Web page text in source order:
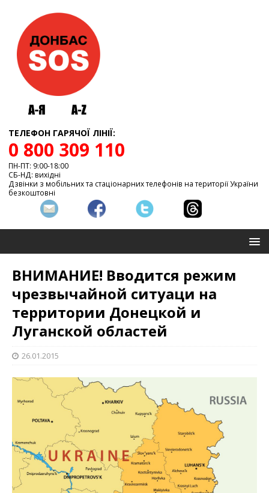
ТЕЛЕФОН ГАРЯЧОЇ ЛІНІЇ:
0 800 309 110
ПН-ПТ: 9:00-18:00
СБ-НД: вихідні
Дзвінки з мобільних та стаціонарних телефонів на території України
безкоштовні
ВНИМАНИЕ! Вводится режим
чрезвычайной ситуаци на
территории Донецкой и
Луганской областей
26.01.2015